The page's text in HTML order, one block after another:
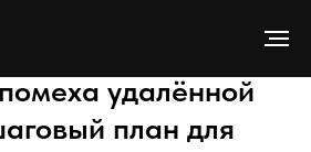
удалённой
план для